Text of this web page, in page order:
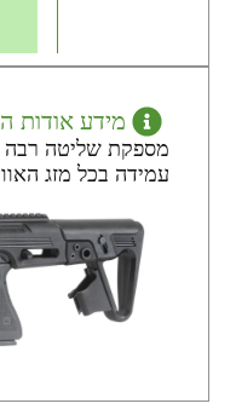
מידע אודות
מספקת שליטה רבה
עמידה בכל מזג